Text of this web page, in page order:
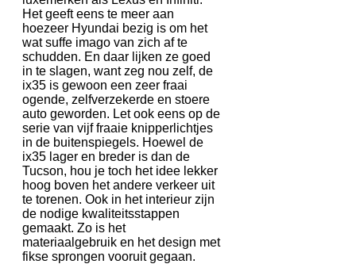
Het geeft eens te meer aan
hoezeer Hyundai bezig is om het
wat suffe imago van zich af te
schudden. En daar lijken ze goed
in te slagen, want zeg nou zelf, de
ix35 is gewoon een zeer fraai
ogende, zelfverzekerde en stoere
auto geworden. Let ook eens op de
serie van vijf fraaie knipperlichtjes
in de buitenspiegels. Hoewel de
ix35 lager en breder is dan de
Tucson, hou je toch het idee lekker
hoog boven het andere verkeer uit
te torenen. Ook in het interieur zijn
de nodige kwaliteitsstappen
gemaakt. Zo is het
materiaalgebruik en het design met
fikse sprongen vooruit gegaan.